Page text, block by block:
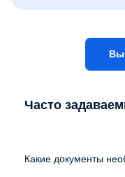
Часто
Какие документы